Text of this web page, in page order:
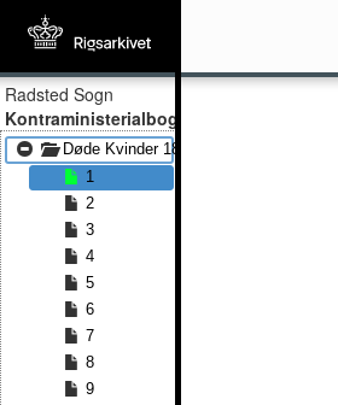
Radsted Sogn
Kontraministerialbog
Døde Kvinder 1860 - Døde Kvinder 1888
1
2
3
4
5
6
7
8
9